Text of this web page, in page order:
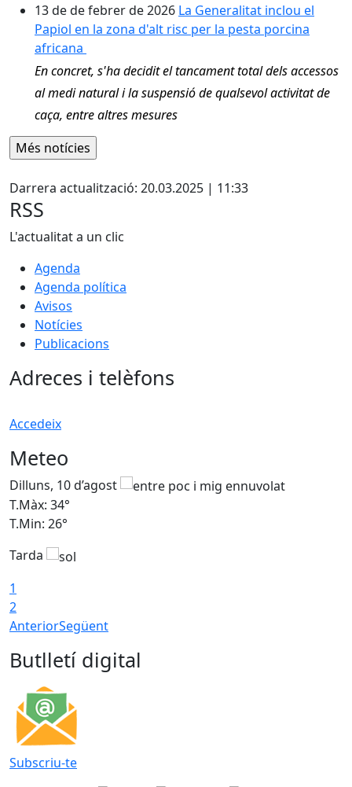
13 de de febrer de 2026 La Generalitat inclou el
Papiol en la zona d'alt risc per la pesta porcina
africana
En concret, s'ha decidit el tancament total dels accessos
al medi natural i la suspensió de qualsevol activitat de
caça, entre altres mesures
Darrera actualització: 20.03.2025 | 11:33
RSS
L'actualitat a un clic
Agenda
Agenda política
Avisos
Notícies
Publicacions
Adreces i telèfons
Accedeix
Meteo
Dilluns, 10 d’agost
T.Màx: 34°
T.Min: 26°
Tarda
1
2
AnteriorSegüent
Butlletí digital
Subscriu-te